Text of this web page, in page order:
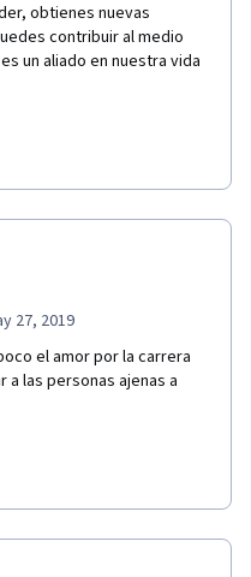
obtienes nuevas
contribuir al medio
un aliado en nuestra vida
27, 2019
el amor por la carrera
a las personas ajenas a